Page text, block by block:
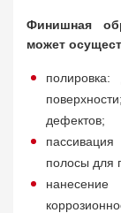
Финишная
может
дефектов;
полосы для